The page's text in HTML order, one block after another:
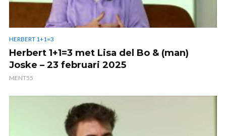
HERBERT 1+1=3
Herbert 1+1=3 met Lisa del Bo & (man)
Joske – 23 februari 2025
MENT55